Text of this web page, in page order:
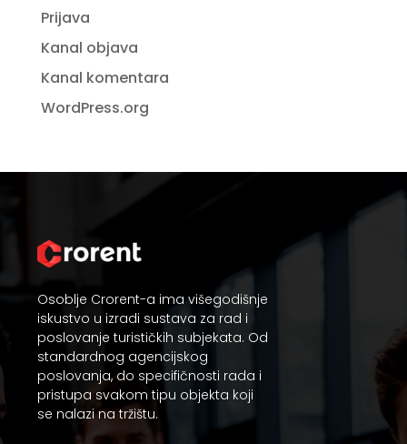
Prijava
Kanal objava
Kanal komentara
WordPress.org
Osoblje Crorent-a ima višegodišnje
iskustvo u izradi sustava za rad i
poslovanje turističkih subjekata. Od
standardnog agencijskog
poslovanja, do specifičnosti rada i
pristupa svakom tipu objekta koji
se nalazi na tržištu.